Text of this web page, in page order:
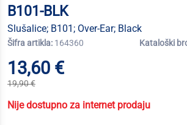
B101-BLK
Slušalice; B101; Over-Ear; Black
Šifra artikla: 164360 Kataloški
13,60 €
19,90 €
Nije dostupno za internet prodaju